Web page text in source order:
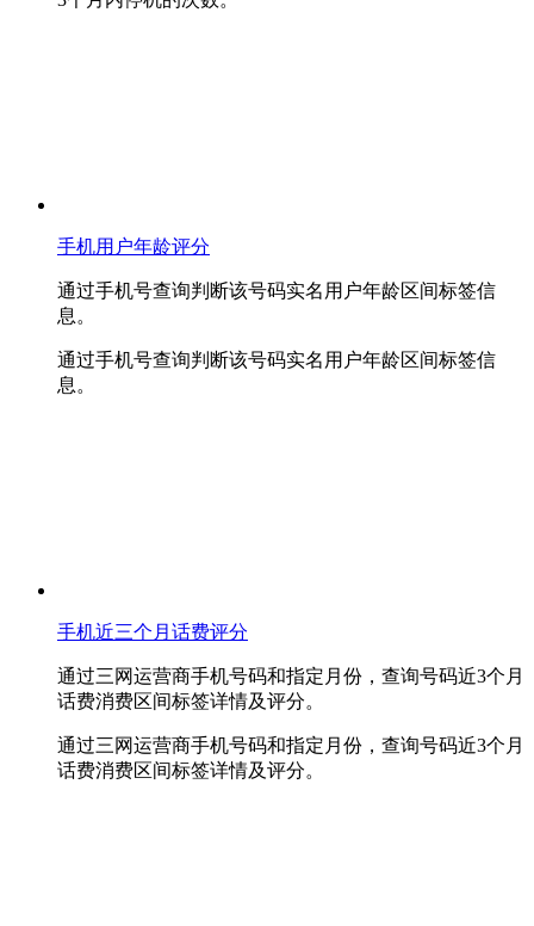
手机用户年龄评分
通过手机号查询判断该号码实名用户年龄区间标签信
息。
通过手机号查询判断该号码实名用户年龄区间标签信
息。
手机近三个月话费评分
通过三网运营商手机号码和指定月份，查询号码近3个月
话费消费区间标签详情及评分。
通过三网运营商手机号码和指定月份，查询号码近3个月
话费消费区间标签详情及评分。